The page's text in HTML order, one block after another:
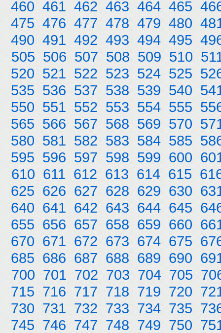
460 461 462 463 464 465
475 476 477 478 479 480
490 491 492 493 494 495
505 506 507 508 509 510
520 521 522 523 524 525
535 536 537 538 539 540
550 551 552 553 554 555
565 566 567 568 569 570
580 581 582 583 584 585
595 596 597 598 599 600
610 611 612 613 614 615
625 626 627 628 629 630
640 641 642 643 644 645
655 656 657 658 659 660
670 671 672 673 674 675
685 686 687 688 689 690
700 701 702 703 704 705
715 716 717 718 719 720
730 731 732 733 734 735
745 746 747 748 749 750